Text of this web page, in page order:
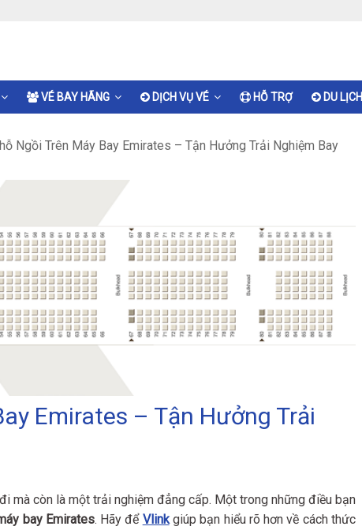
VÉ BAY HÃNG DỊCH VỤ VÉ HỖ TRỢ DU LỊCH
Ngồi Trên Máy Bay Emirates – Tận Hưởng Trải Nghiệm Bay
Emirates – Tận Hưởng Trải
mà còn là một trải nghiệm đẳng cấp. Một trong những điều bạn
bay Emirates. Hãy để Vlinkgiúp bạn hiểu rõ hơn về cách thức